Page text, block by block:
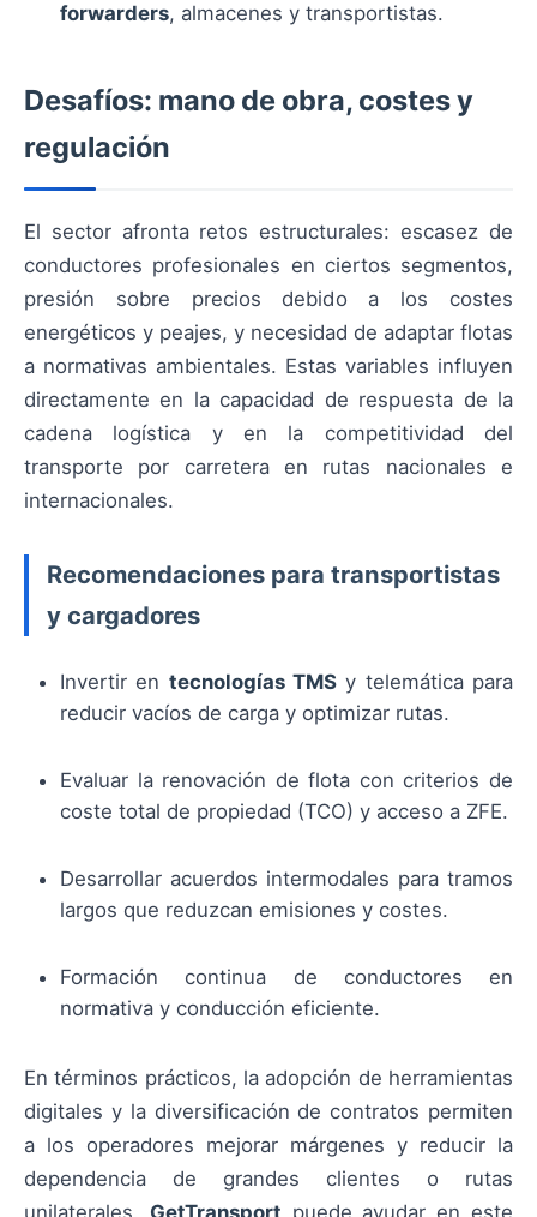
forwarders, almacenes y transportistas.
Desafíos: mano de obra, costes y
regulación
El sector afronta retos estructurales: escasez de
conductores profesionales en ciertos segmentos,
presión sobre precios debido a los costes
energéticos y peajes, y necesidad de adaptar flotas
a normativas ambientales. Estas variables influyen
directamente en la capacidad de respuesta de la
cadena logística y en la competitividad del
transporte por carretera en rutas nacionales e
internacionales.
Recomendaciones para transportistas
y cargadores
Invertir en tecnologías TMS y telemática para
reducir vacíos de carga y optimizar rutas.
Evaluar la renovación de flota con criterios de
coste total de propiedad (TCO) y acceso a ZFE.
Desarrollar acuerdos intermodales para tramos
largos que reduzcan emisiones y costes.
Formación continua de conductores en
normativa y conducción eficiente.
En términos prácticos, la adopción de herramientas
digitales y la diversificación de contratos permiten
a los operadores mejorar márgenes y reducir la
dependencia de grandes clientes o rutas
unilaterales. GetTransport puede ayudar en este